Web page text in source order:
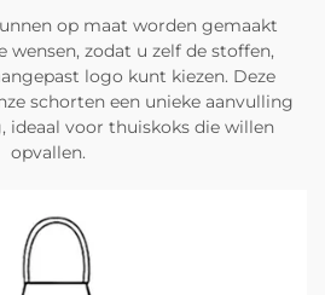
op maat worden gemaakt
wensen, zodat u zelf de stoffen,
logo kunt kiezen. Deze
schorten een unieke aanvulling
ideaal voor thuiskoks die willen
opvallen.